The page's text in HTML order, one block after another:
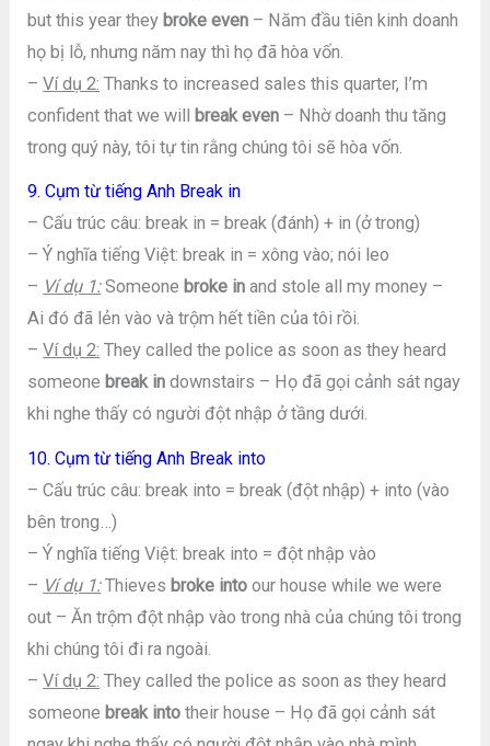
but this year they broke even – Năm đầu tiên kinh doanh
họ bị lỗ, nhưng năm nay thì họ đã hòa vốn.
–Ví dụ 2: Thanks to increased sales this quarter, I’m
confident that we will break even – Nhờ doanh thu tăng
trong quý này, tôi tự tin rằng chúng tôi sẽ hòa vốn.
9. Cụm từ tiếng Anh Break in
– Cấu trúc câu: break in = break (đánh) + in (ở trong)
– Ý nghĩa tiếng Việt: break in = xông vào; nói leo
– Ví dụ 1:Someone broke in and stole all my money –
Ai đó đã lẻn vào và trộm hết tiền của tôi rồi.
–Ví dụ 2: They called the police as soon as they heard
someone break in downstairs – Họ đã gọi cảnh sát ngay
khi nghe thấy có người đột nhập ở tầng dưới.
10. Cụm từ tiếng Anh Break into
– Cấu trúc câu: break into = break (đột nhập) + into (vào
bên trong…)
– Ý nghĩa tiếng Việt: break into = đột nhập vào
– Ví dụ 1:Thieves broke into our house while we were
out – Ăn trộm đột nhập vào trong nhà của chúng tôi trong
khi chúng tôi đi ra ngoài.
–Ví dụ 2: They called the police as soon as they heard
someone break into their house – Họ đã gọi cảnh sát